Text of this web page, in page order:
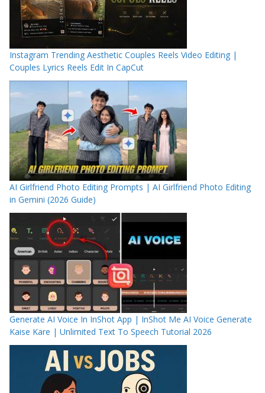
Instagram Trending Aesthetic Couples Reels Video Editing |
Couples Lyrics Reels Edit In CapCut
AI Girlfriend Photo Editing Prompts | AI Girlfriend Photo Editing
in Gemini (2026 Guide)
Generate AI Voice In InShot App | InShot Me AI Voice Generate
Kaise Kare | Unlimited Text To Speech Tutorial 2026